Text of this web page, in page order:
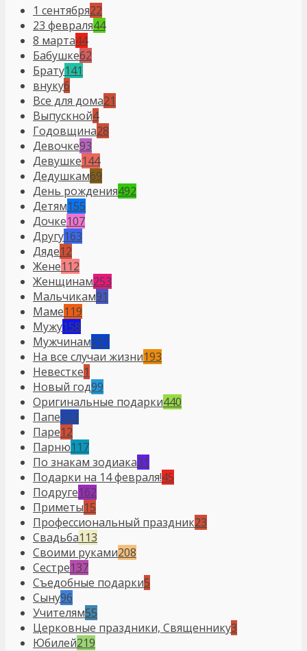
1 сентября22
23 февраля44
8 марта44
Бабушке62
Брату141
внуку6
Все для дома21
Выпускной4
Годовщина28
Девочке93
Девушке144
Дедушкам69
День рождения492
Детям155
Дочке107
Другу163
Дяде12
Жене112
Женщинам253
Мальчикам91
Маме119
Мужу158
Мужчинам297
На все случаи жизни193
Невестке1
Новый год99
Оригинальные подарки440
Папе123
Паре12
Парню117
По знакам зодиака31
Подарки на 14 февраля!45
Подруге162
Приметы15
Профессиональный праздник23
Свадьба113
Своими руками208
Сестре137
Съедобные подарки5
Сыну96
Учителям55
Церковные праздники, Священнику3
Юбилей219